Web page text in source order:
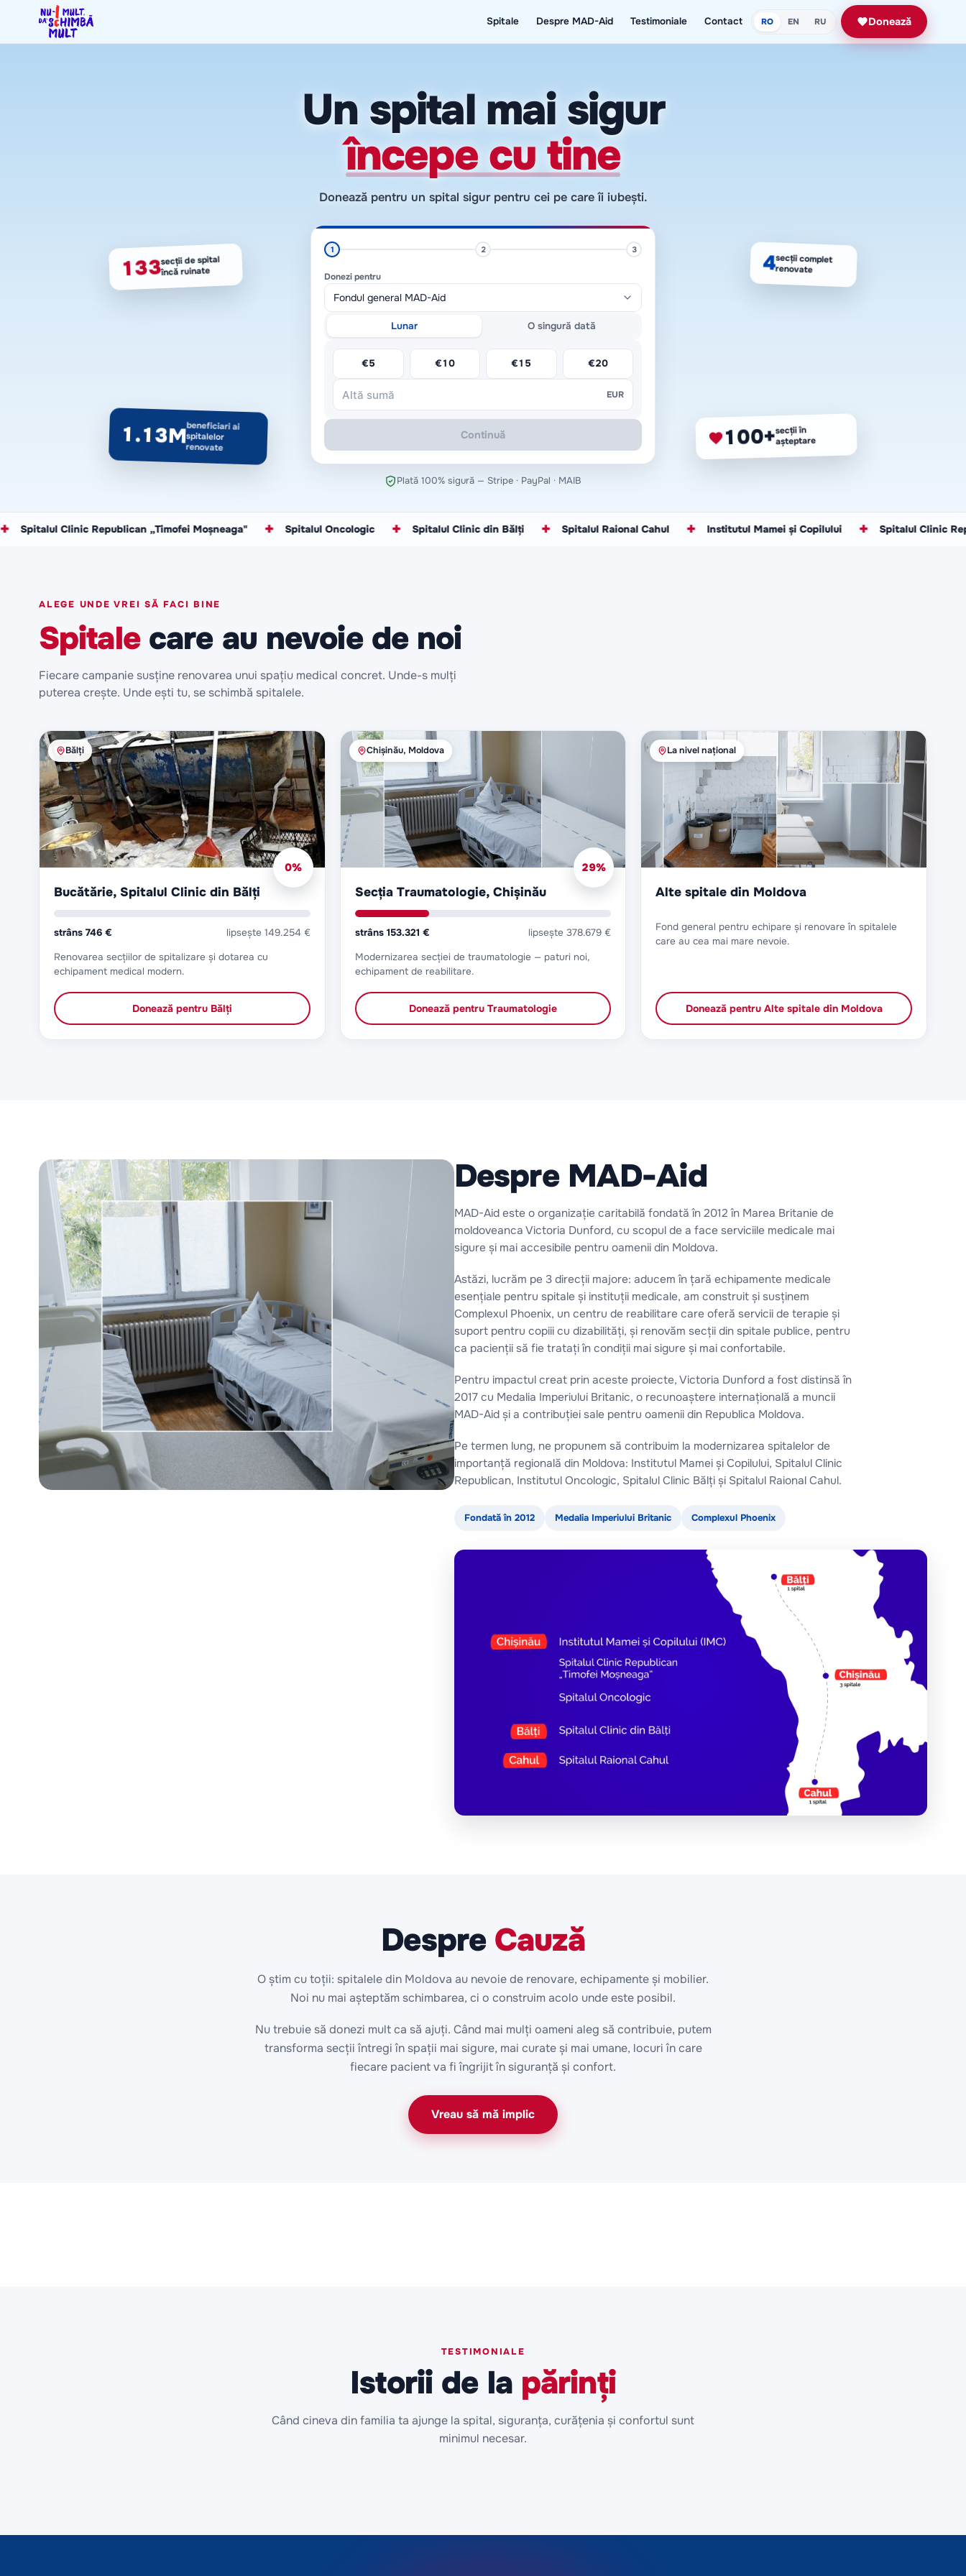
Spitale Despre MAD-Aid Testimoniale Contact RO EN RU Donează
Un spital mai sigur
începe cu tine
Donează pentru un spital sigur pentru cei pe care îi iubești.
133 secții de spital
încă ruinate
1.13Mbeneficiari ai
spitalelor
renovate
4secții complet
renovate
100+secții în
așteptare
1 2 3
Donezi pentru
Lunar O singură dată
€5 €10 €15 €20
EUR
Continuă
Plată 100% sigură — Stripe · PayPal · MAIB
Republican „Timofei Moșneaga" ✚ Spitalul Oncologic ✚ Spitalul Clinic din Bălți ✚ Spitalul Raional Cahul ✚ Institutul Mamei și Copilului ✚ Spitalul Clinic Republican
ALEGE UNDE VREI SĂ FACI BINE
Spitalecare au nevoie de noi
Fiecare campanie susține renovarea unui spațiu medical concret. Unde-s mulți
puterea crește. Unde ești tu, se schimbă spitalele.
Bălți
0%
Bucătărie, Spitalul Clinic din Bălți
strâns 746 € lipsește 149.254 €
Renovarea secțiilor de spitalizare și dotarea cu
echipament medical modern.
Donează pentru Bălți
Chișinău, Moldova
29%
Secția Traumatologie, Chișinău
strâns 153.321 € lipsește378.679 €
Modernizarea secției de traumatologie — paturi noi,
echipament de reabilitare.
Donează pentru Traumatologie
La nivel național
Alte spitale din Moldova
Fond general pentru echipare și renovare în spitalele
care au cea mai mare nevoie.
Donează pentru Alte spitale din Moldova
Despre MAD-Aid
MAD-Aid este o organizație caritabilă fondată în 2012 în Marea Britanie de
moldoveanca Victoria Dunford, cu scopul de a face serviciile medicale mai
sigure și mai accesibile pentru oamenii din Moldova.
Astăzi, lucrăm pe 3 direcții majore: aducem în țară echipamente medicale
esențiale pentru spitale și instituții medicale, am construit și susținem
Complexul Phoenix, un centru de reabilitare care oferă servicii de terapie și
suport pentru copiii cu dizabilități, și renovăm secții din spitale publice, pentru
ca pacienții să fie tratați în condiții mai sigure și mai confortabile.
Pentru impactul creat prin aceste proiecte, Victoria Dunford a fost distinsă în
2017 cu Medalia Imperiului Britanic, o recunoaștere internațională a muncii
MAD-Aid și a contribuției sale pentru oamenii din Republica Moldova.
Pe termen lung, ne propunem să contribuim la modernizarea spitalelor de
importanță regională din Moldova: Institutul Mamei și Copilului, Spitalul Clinic
Republican, Institutul Oncologic, Spitalul Clinic Bălți și Spitalul Raional Cahul.
Fondată în 2012 Medalia Imperiului Britanic Complexul Phoenix
Despre Cauză
O știm cu toții: spitalele din Moldova au nevoie de renovare, echipamente și mobilier.
Noi nu mai așteptăm schimbarea, ci o construim acolo unde este posibil.
Nu trebuie să donezi mult ca să ajuți. Când mai mulți oameni aleg să contribuie, putem
transforma secții întregi în spații mai sigure, mai curate și mai umane, locuri în care
fiecare pacient va fi îngrijit în siguranță și confort.
Vreau să mă implic
TESTIMONIALE
Istorii de la părinți
Când cineva din familia ta ajunge la spital, siguranța, curățenia și confortul sunt
minimul necesar.